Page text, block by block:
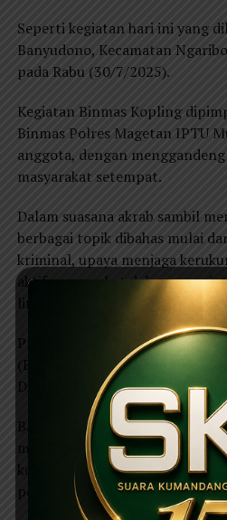
Seperti kegiatan hari ini yang
Banyudono, Kecamatan
pada Rabu (30/7/2025).
Kegiatan Binmas Kopling
Binmas Polres Magetan IPTU
anggota, dengan
masyarakat setempat.
Dalam suasana akrab sambil
berbagai topik dibahas mulai
kriminal, upaya menjaga
aktif masyarakat dalam
lingkungan.
Program ini merupakan bagian
(Bangun Sinergitas Dengan
Direktorat Binmas (Ditbinmas)
Basudewa bertujuan
masyarakat dalam
keamanan serta ketertiban
pendekatan persuasif dan